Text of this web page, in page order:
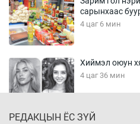
сарынхаас
4 цаг 6 мин
Хиймэл оюун
4 цаг 36 мин
РЕДАКЦЫН ЁС ЗҮЙ